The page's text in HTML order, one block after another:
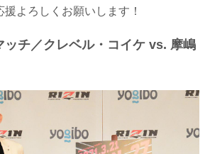
よろしくお願いします！
ッチ／クレベル・コイケ vs. 摩嶋